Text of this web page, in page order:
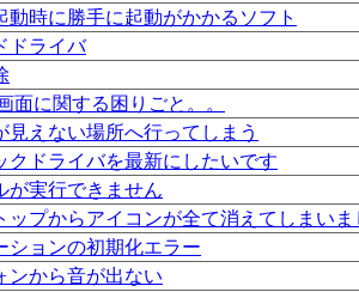
動時に勝手に起動がかかるソフト
ドライバ
面に関する困りごと。。
見えない場所へ行ってしまう
クドライバを最新にしたいです
が実行できません
ップからアイコンが全て消えてしまいま
ションの初期化エラー
ンから音が出ない